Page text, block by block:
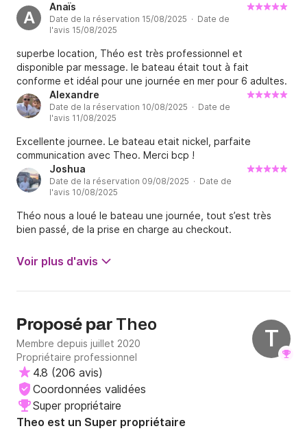
A
Anaïs
Date de la réservation 15/08/2025 · Date de
l'avis 15/08/2025
superbe location, Théo est très professionnel et
disponible par message. le bateau était tout à fait
conforme et idéal pour une journée en mer pour 6 adultes.
Alexandre
Date de la réservation 10/08/2025 · Date de
l'avis 11/08/2025
Excellente journee. Le bateau etait nickel, parfaite
communication avec Theo. Merci bcp !
Joshua
Date de la réservation 09/08/2025 · Date de
l'avis 10/08/2025
Théo nous a loué le bateau une journée, tout s’est très
bien passé, de la prise en charge au checkout.
Voir plus d'avis
T
Proposé par Theo
Membre depuis juillet 2020
Propriétaire professionnel
4.8 (206 avis)
Coordonnées validées
Super propriétaire
Theo est un Super propriétaire